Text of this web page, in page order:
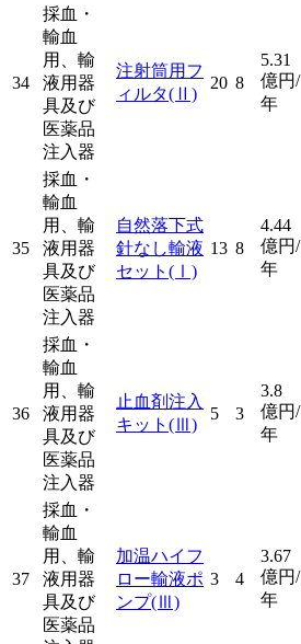
34
採血・
輸血
用、輸
液用器
具及び
医薬品
注入器
注射筒用フ
ィルタ(Ⅱ)
20 8
5.31
億円/
年
35
採血・
輸血
用、輸
液用器
具及び
医薬品
注入器
自然落下式
針なし輸液
セット (Ⅰ)
13 8
4.44
億円/
年
36
採血・
輸血
用、輸
液用器
具及び
医薬品
注入器
止血剤注入
キット (Ⅲ)
5 3
3.8
億円/
年
37
採血・
輸血
用、輸
液用器
具及び
医薬品
加温ハイフ
ロー輸液ポ
ンプ(Ⅲ)
3 4
3.67
億円/
年